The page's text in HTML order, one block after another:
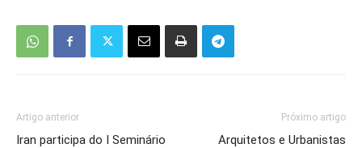
Artigo anterior
Iran participa do I Seminário
Próximo artigo
Arquitetos e Urbanistas